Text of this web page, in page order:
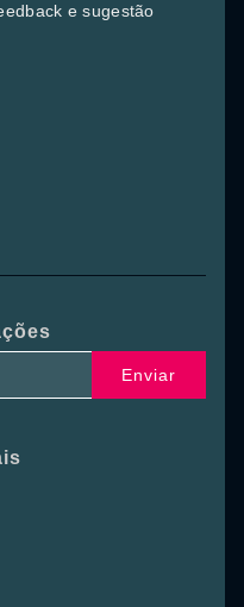
e sugestão
Enviar